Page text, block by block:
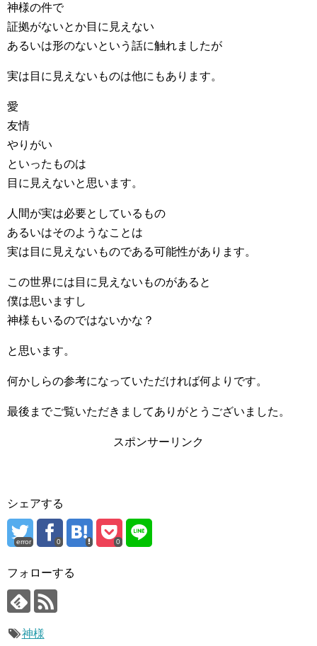
神様の件で
証拠がないとか目に見えない
あるいは形のないという話に触れましたが
実は目に見えないものは他にもあります。
愛
友情
やりがい
といったものは
目に見えないと思います。
人間が実は必要としているもの
あるいはそのようなことは
実は目に見えないものである可能性があります。
この世界には目に見えないものがあると
僕は思いますし
神様もいるのではないかな？
と思います。
何かしらの参考になっていただければ何よりです。
最後までご覧いただきましてありがとうございました。
スポンサーリンク
シェアする
error 0 0
フォローする
神様